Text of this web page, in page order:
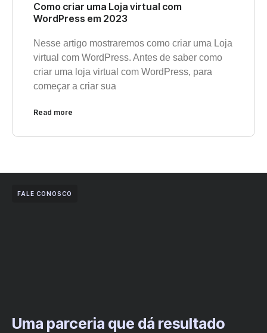
Como criar uma Loja virtual com
WordPress em 2023
Nesse artigo mostraremos como criar uma Loja
virtual com WordPress. Antes de saber como
criar uma loja virtual com WordPress, para
começar a criar sua
Read more
FALE CONOSCO
Uma parceria que dá resultado